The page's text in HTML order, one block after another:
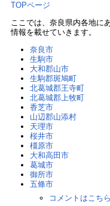
TOPページ
ここでは、奈良県内各地に
情報を載せていきます。
奈良市
生駒市
大和郡山市
生駒郡斑鳩町
北葛城郡王寺町
北葛城郡上牧町
香芝市
山辺郡山添村
天理市
桜井市
橿原市
大和高田市
葛城市
御所市
五條市
コメントはこちら